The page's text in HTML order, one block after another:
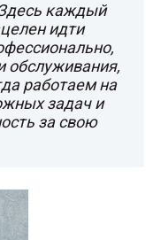
каждый
идти
обслуживания,
работаем на
задач и
за свою